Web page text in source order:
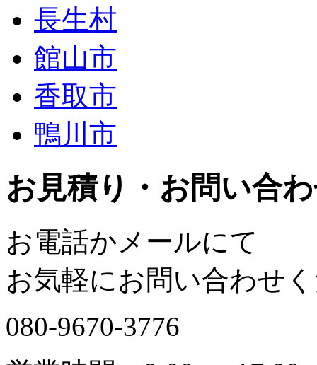
長生村
館山市
香取市
鴨川市
お見積り・お問い合
お電話かメールにて
お気軽にお問い合わせ
080-9670-3776